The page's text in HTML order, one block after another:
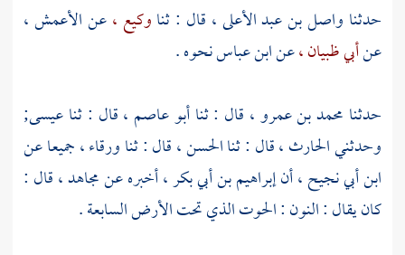
حدثنا واصل بن عبد الأعلى ، قال : ثناوكيع ،عنالأعمش ،
عنأبي ظبيان ،عنابن عباسنحوه .
حدثنا محمد بن عمرو ، قال : ثناأبو عاصم ،قال : ثناعيسى;
وحدثنيالحارث ،قال : ثناالحسن ،قال : ثناورقاء ،جميعا عن
ابن أبي نجيح ،أنإبراهيم بن أبي بكر ،أخبره عنمجاهد ،قال :
كان يقال : النون : الحوت الذي تحت الأرض السابعة .